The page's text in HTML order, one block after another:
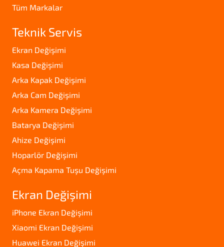
Tüm Markalar
Teknik Servis
Ekran Değişimi
Kasa Değişimi
Arka Kapak Değişimi
Arka Cam Değişimi
Arka Kamera Değişimi
Batarya Değişimi
Ahize Değişimi
Hoparlör Değişimi
Açma Kapama Tuşu Değişimi
Ekran Değişimi
iPhone Ekran Değişimi
Xiaomi Ekran Değişimi
Huawei Ekran Değişimi